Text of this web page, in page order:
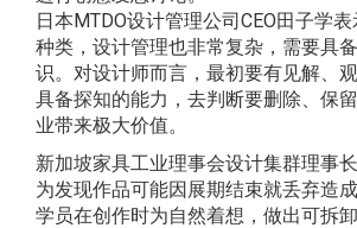
日本MTDO设计管理公司CEO田子学
种类，设计管理也非常复杂，需要具
识。对设计师而言，最初要有见解、
具备探知的能力，去判断要删除、保
业带来极大价值。
新加坡家具工业理事会设计集群理事
为发现作品可能因展期结束就丢弃造
学员在创作时为自然着想，做出可拆